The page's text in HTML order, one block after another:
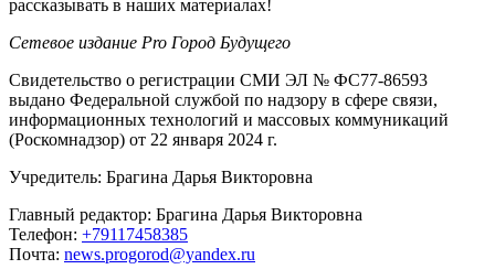
рассказывать в наших материалах!
Сетевое издание Pro Город Будущего
Свидетельство о регистрации СМИ ЭЛ № ФС77-86593
выдано Федеральной службой по надзору в сфере связи,
информационных технологий и массовых коммуникаций
(Роскомнадзор) от 22 января 2024 г.
Учредитель: Брагина Дарья Викторовна
Главный редактор: Брагина Дарья Викторовна
Телефон: +79117458385
Почта: news.progorod@yandex.ru